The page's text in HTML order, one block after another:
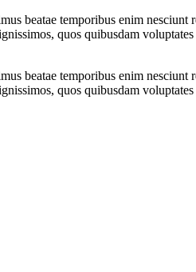
beatae temporibus enim
quos quibusdam
beatae temporibus enim
quos quibusdam